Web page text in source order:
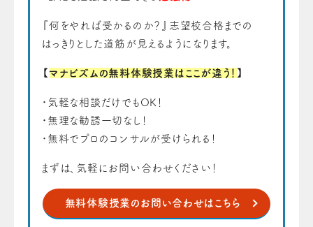
『何をやれば受かるのか？』志望校合格までの
はっきりとした道筋が見えるようになります。
【 マナビズムの無料体験授業はここが違う！ 】
・気軽な相談だけでもOK！
・無理な勧誘一切なし！
・無料でプロのコンサルが受けられる！
まずは、気軽にお問い合わせください！
無料体験授業のお問い合わせはこちら